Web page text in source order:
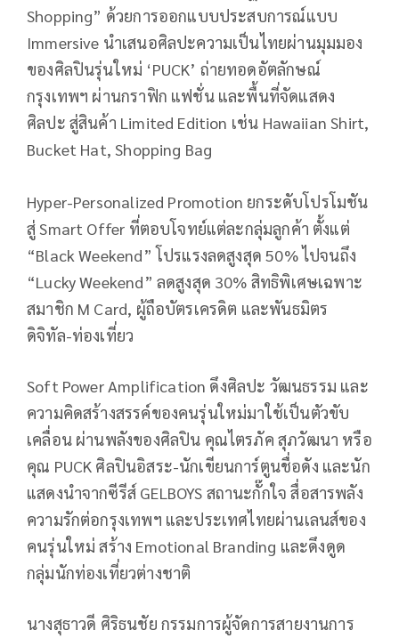
Shopping” ด้วยการออกแบบประสบการณ์แบบ
Immersive นำเสนอศิลปะความเป็นไทยผ่านมุมมอง
ของศิลปินรุ่นใหม่ ‘PUCK’ ถ่ายทอดอัตลักษณ์
กรุงเทพฯ ผ่านกราฟิก แฟชั่น และพื้นที่จัดแสดง
ศิลปะ สู่สินค้า Limited Edition เช่น Hawaiian Shirt,
Bucket Hat, Shopping Bag
Hyper-Personalized Promotion ยกระดับโปรโมชัน
สู่ Smart Offer ที่ตอบโจทย์แต่ละกลุ่มลูกค้า ตั้งแต่
“Black Weekend” โปรแรงลดสูงสุด 50% ไปจนถึง
“Lucky Weekend” ลดสูงสุด 30% สิทธิพิเศษเฉพาะ
สมาชิก M Card, ผู้ถือบัตรเครดิต และพันธมิตร
ดิจิทัล-ท่องเที่ยว
Soft Power Amplification ดึงศิลปะ วัฒนธรรม และ
ความคิดสร้างสรรค์ของคนรุ่นใหม่มาใช้เป็นตัวขับ
เคลื่อน ผ่านพลังของศิลปิน คุณไตรภัค สุภวัฒนา หรือ
คุณ PUCK ศิลปินอิสระ-นักเขียนการ์ตูนชื่อดัง และนัก
แสดงนำจากซีรีส์ GELBOYS สถานะกั๊กใจ สื่อสารพลัง
ความรักต่อกรุงเทพฯ และประเทศไทยผ่านเลนส์ของ
คนรุ่นใหม่ สร้าง Emotional Branding และดึงดูด
กลุ่มนักท่องเที่ยวต่างชาติ
นางสุธาวดี ศิริธนชัย กรรมการผู้จัดการสายงานการ